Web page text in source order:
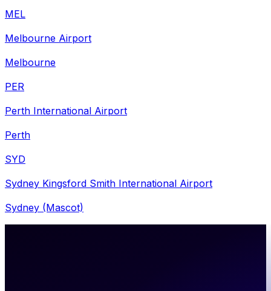
MEL
Melbourne Airport
Melbourne
PER
Perth International Airport
Perth
SYD
Sydney Kingsford Smith International Airport
Sydney (Mascot)